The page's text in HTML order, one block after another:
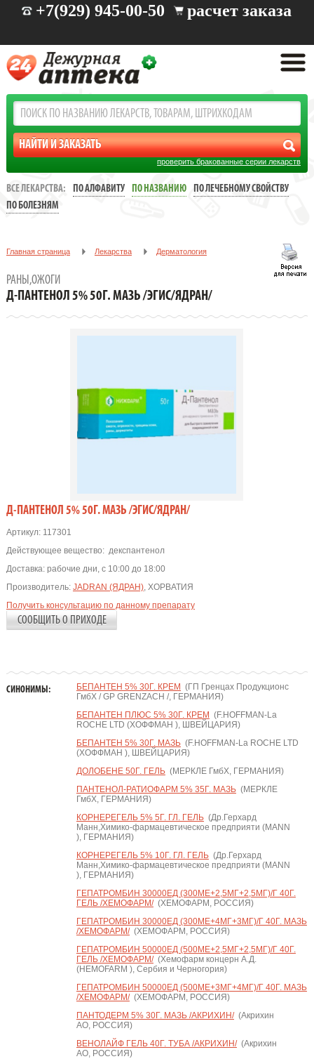
+7(929) 945-00-50 расчет заказа
проверить бракованные серии лекарств
ВСЕ ЛЕКАРСТВА: ПО АЛФАВИТУ ПО НАЗВАНИЮ
ПО ЛЕЧЕБНОМУ СВОЙСТВУ
ПО БОЛЕЗНЯМ
Главная страница Лекарства Дерматология
РАНЫ,ОЖОГИ
Д-ПАНТЕНОЛ 5% 50Г. МАЗЬ /ЭГИС/ЯДРАН/
Д-ПАНТЕНОЛ 5% 50Г. МАЗЬ /ЭГИС/ЯДРАН/
Артикул:117301
Действующее вещество: декспантенол
Доставка: рабочие дни, с 10:00 до 18:00
Производитель: JADRAN (ЯДРАН), ХОРВАТИЯ
Получить консультацию по данному препарату
СООБЩИТЬ О ПРИХОДЕ
СИНОНИМЫ: БЕПАНТЕН 5% 30Г. КРЕМ (ГП Гренцах Продукционс
ГмбХ / GP GRENZACH /, ГЕРМАНИЯ)
БЕПАНТЕН ПЛЮС 5% 30Г. КРЕМ (F.HOFFMAN-La
ROCHE LTD (ХОФФМАН ), ШВЕЙЦАРИЯ)
БЕПАНТЕН 5% 30Г. МАЗЬ(F.HOFFMAN-La ROCHE LTD
(ХОФФМАН ), ШВЕЙЦАРИЯ)
ДОЛОБЕНЕ 50Г. ГЕЛЬ(МЕРКЛЕ ГмбХ, ГЕРМАНИЯ)
ПАНТЕНОЛ-РАТИОФАРМ 5% 35Г. МАЗЬ(МЕРКЛЕ
ГмбХ, ГЕРМАНИЯ)
КОРНЕРЕГЕЛЬ 5% 5Г. ГЛ. ГЕЛЬ(Др.Герхард
Манн,Химико-фармацевтическое предприяти (MANN
), ГЕРМАНИЯ)
КОРНЕРЕГЕЛЬ 5% 10Г. ГЛ. ГЕЛЬ(Др.Герхард
Манн,Химико-фармацевтическое предприяти (MANN
), ГЕРМАНИЯ)
ГЕПАТРОМБИН 30000ЕД (300МЕ+2,5МГ+2,5МГ)/Г 40Г.
ГЕЛЬ /ХЕМОФАРМ/(ХЕМОФАРМ, РОССИЯ)
ГЕПАТРОМБИН 30000ЕД (300МЕ+4МГ+3МГ)/Г 40Г. МАЗЬ
/ХЕМОФАРМ/(ХЕМОФАРМ, РОССИЯ)
ГЕПАТРОМБИН 50000ЕД (500МЕ+2,5МГ+2,5МГ)/Г 40Г.
ГЕЛЬ /ХЕМОФАРМ/(Хемофарм концерн А.Д.
(HEMOFARM ), Сербия и Черногория)
ГЕПАТРОМБИН 50000ЕД (500МЕ+3МГ+4МГ)/Г 40Г. МАЗЬ
/ХЕМОФАРМ/(ХЕМОФАРМ, РОССИЯ)
ПАНТОДЕРМ 5% 30Г. МАЗЬ /АКРИХИН/(Акрихин
АО, РОССИЯ)
ВЕНОЛАЙФ ГЕЛЬ 40Г. ТУБА /АКРИХИН/(Акрихин
АО, РОССИЯ)